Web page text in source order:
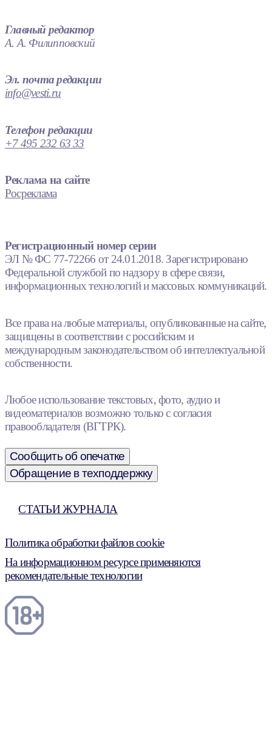
Главный редактор
А. А. Филипповский
Эл. почта редакции
info@vesti.ru
Телефон редакции
+7 495 232 63 33
Реклама на сайте
Росреклама
Регистрационный номер серии
ЭЛ № ФС 77-72266 от 24.01.2018. Зарегистрировано
Федеральной службой по надзору в сфере связи,
информационных технологий и массовых коммуникаций.
Все права на любые материалы, опубликованные на сайте,
защищены в соответствии с российским и
международным законодательством об интеллектуальной
собственности.
Любое использование текстовых, фото, аудио и
видеоматериалов возможно только с согласия
правообладателя (ВГТРК).
Сообщить об опечатке
Обращение в техподдержку
СТАТЬИ ЖУРНАЛА
Политика обработки файлов cookie
На информационном ресурсе применяются
рекомендательные технологии